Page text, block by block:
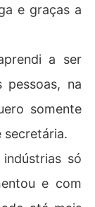
e graças a
a ser
na
somente
secretária.
só
e com